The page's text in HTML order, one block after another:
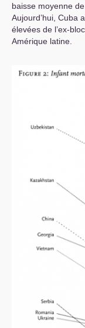
baisse moyenne
Aujourd’hui, Cuba
élevées de l’ex-
Amérique latine.